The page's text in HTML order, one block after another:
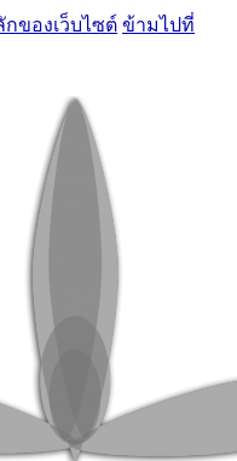
ของเว็บไซต์ ข้ามไปที่